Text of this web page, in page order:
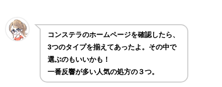
コンステラのホームページを確認したら、
3つのタイプを揃えてあったよ。その中で
選ぶのもいいかも！
一番反響が多い人気の処方の３つ。